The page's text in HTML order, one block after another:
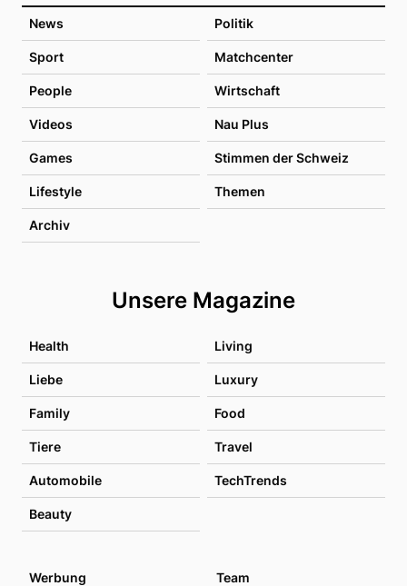
News Politik
Sport Matchcenter
People Wirtschaft
Videos Nau Plus
Games Stimmen der Schweiz
Lifestyle Themen
Archiv
Unsere Magazine
Health Living
Liebe Luxury
Family Food
Tiere Travel
Automobile TechTrends
Beauty
Werbung Team